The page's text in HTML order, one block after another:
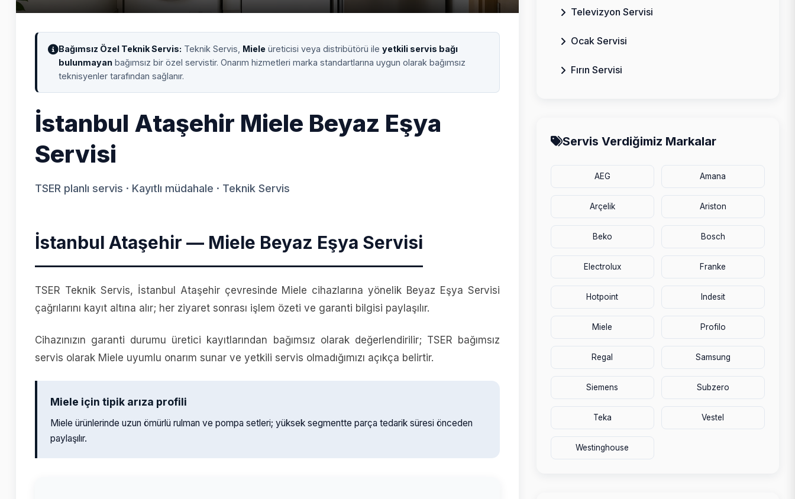
Bağımsız Özel Teknik Servis: Teknik Servis, Miele üreticisi veya distribütörü ileyetkili servis bağı
bulunmayan bağımsız bir özel servistir. Onarım hizmetleri marka standartlarına uygun olarak bağımsız
teknisyenler tarafından sağlanır.
İstanbul Ataşehir Miele Beyaz Eşya
Servisi
TSER planlı servis · Kayıtlı müdahale · Teknik Servis
İstanbul Ataşehir — Miele Beyaz Eşya Servisi
TSER Teknik Servis, İstanbul Ataşehir çevresinde Miele cihazlarına yönelik Beyaz Eşya Servisi
çağrılarını kayıt altına alır; her ziyaret sonrası işlem özeti ve garanti bilgisi paylaşılır.
Cihazınızın garanti durumu üretici kayıtlarından bağımsız olarak değerlendirilir; TSER bağımsız
servis olarak Miele uyumlu onarım sunar ve yetkili servis olmadığımızı açıkça belirtir.
Miele için tipik arıza profili
Miele ürünlerinde uzun ömürlü rulman ve pompa setleri; yüksek segmentte parça tedarik süresi önceden
paylaşılır.
Televizyon Servisi
Ocak Servisi
Fırın Servisi
Servis Verdiğimiz Markalar
AEG Amana
Arçelik Ariston
Beko Bosch
Electrolux Franke
Hotpoint Indesit
Miele Profilo
Regal Samsung
Siemens Subzero
Teka Vestel
Westinghouse